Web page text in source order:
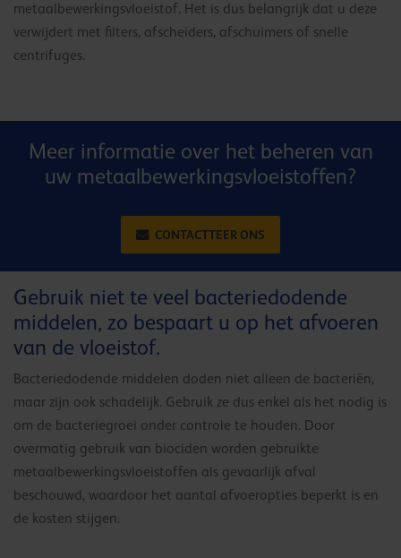
metaalbewerkingsvloeistof. Het is dus belangrijk dat u deze
verwijdert met filters, afscheiders, afschuimers of snelle
centrifuges.
Meer informatie over het beheren van
uw metaalbewerkingsvloeistoffen?
CONTACTTEER ONS
Gebruik niet te veel bacteriedodende
middelen, zo bespaart u op het afvoeren
van de vloeistof.
Bacteriedodende middelen doden niet alleen de bacteriën,
maar zijn ook schadelijk. Gebruik ze dus enkel als het nodig is
om de bacteriegroei onder controle te houden. Door
overmatig gebruik van biociden worden gebruikte
metaalbewerkingsvloeistoffen als gevaarlijk afval
beschouwd, waardoor het aantal afvoeropties beperkt is en
de kosten stijgen.